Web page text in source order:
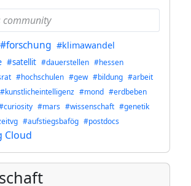
#forschung #klimawandel
#satellit #dauerstellen #hessen
#hochschulen #gew #bildung #arbeit
#kunstlicheintelligenz #mond #erdbeben
#mars #wissenschaft #genetik
#aufstiegsbafög #postdocs
Cloud